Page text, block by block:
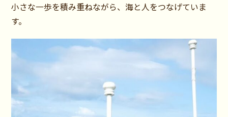
小さな一歩を積み重ねながら、海と人をつなげていま
す。